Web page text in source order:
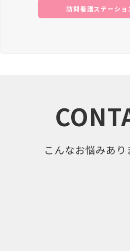
訪問看護ステーショ
こんなお悩みあり